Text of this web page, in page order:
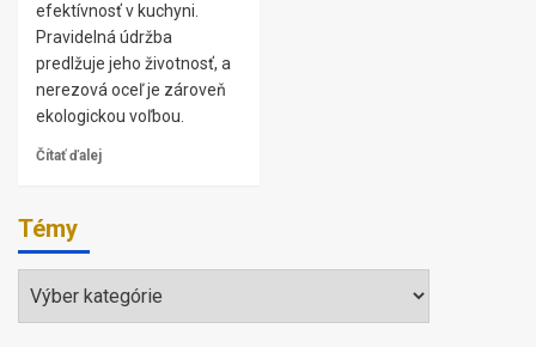
efektívnosť v kuchyni.
Pravidelná údržba
predlžuje jeho životnosť, a
nerezová oceľ je zároveň
ekologickou voľbou.
Čítať ďalej
Témy
Témy